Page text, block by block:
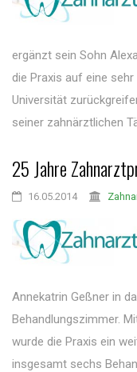
ergänzt sein Sohn
die Praxis auf eine
Universität
seiner zahnärztlichen
25 Jahre
16.05.2014
Annekatrin Geßner in
Behandlungszimmer.
wurde die Praxis ein
insgesamt sechs